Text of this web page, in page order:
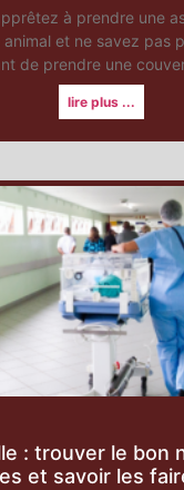
à prendre une
et ne savez pas
de prendre une
lire plus ...
: trouver le bon
et savoir les